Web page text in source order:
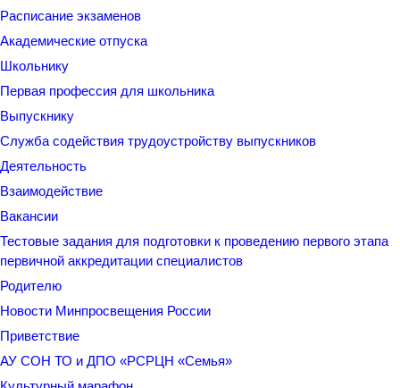
Расписание экзаменов
Академические отпуска
Школьнику
Первая профессия для школьника
Выпускнику
Служба содействия трудоустройству выпускников
Деятельность
Взаимодействие
Вакансии
Тестовые задания для подготовки к проведению первого этапа
первичной аккредитации специалистов
Родителю
Новости Минпросвещения России
Приветствие
АУ СОН ТО и ДПО «РСРЦН «Семья»